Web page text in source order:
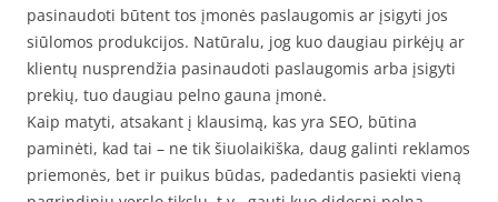
pasinaudoti būtent tos įmonės paslaugomis ar įsigyti jos
siūlomos produkcijos. Natūralu, jog kuo daugiau pirkėjų ar
klientų nusprendžia pasinaudoti paslaugomis arba įsigyti
prekių, tuo daugiau pelno gauna įmonė.
Kaip matyti, atsakant į klausimą, kas yra SEO, būtina
paminėti, kad tai – ne tik šiuolaikiška, daug galinti reklamos
priemonės, bet ir puikus būdas, padedantis pasiekti vieną